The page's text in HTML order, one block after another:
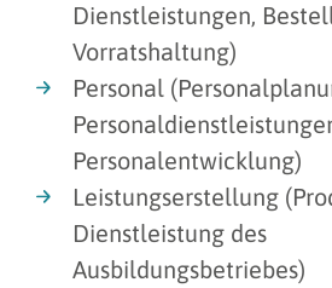
Dienstleistungen,
Vorratshaltung)
Personal
Personalentwicklung)
Leistungserstellung
Dienstleistung des
Ausbildungsbetriebes)